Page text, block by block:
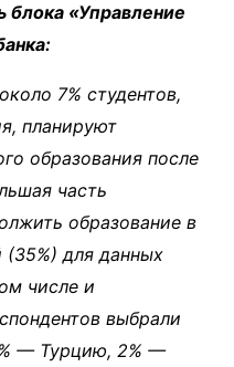
блока «Управление
7% студентов,
планируют
образования после
часть
образование в
для данных
числе и
выбрали
— Турцию, 2% —